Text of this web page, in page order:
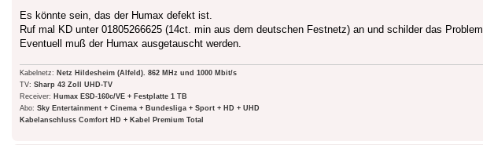
Es könnte sein, das der Humax defekt ist.
Ruf mal KD unter 01805266625 (14ct. min aus dem deutschen Festnetz) an und schilder das Problem.
Eventuell muß der Humax ausgetauscht werden.
Kabelnetz: Netz Hildesheim (Alfeld). 862 MHz und 1000 Mbit/s
TV: Sharp 43 Zoll UHD-TV
Receiver: Humax ESD-160c/VE + Festplatte 1 TB
Abo: Sky Entertainment + Cinema + Bundesliga + Sport + HD + UHD
Kabelanschluss Comfort HD + Kabel Premium Total